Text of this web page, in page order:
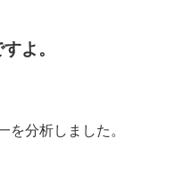
よ。
分析しました。